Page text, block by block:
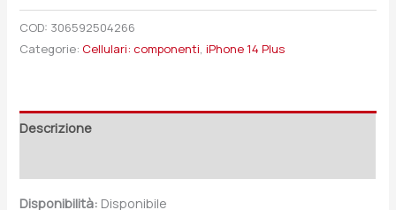
COD: 306592504266
Categorie: Cellulari: componenti,iPhone 14 Plus
Descrizione
Disponibilità: Disponibile